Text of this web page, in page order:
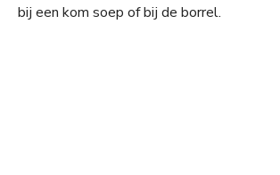
bij een kom soep of bij de borrel.